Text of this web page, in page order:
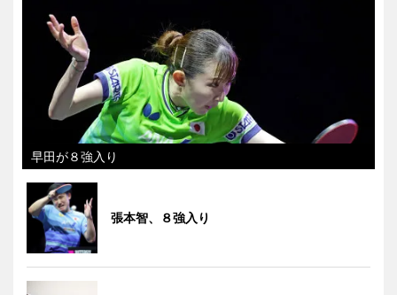
早田が８強入り
張本智、８強入り